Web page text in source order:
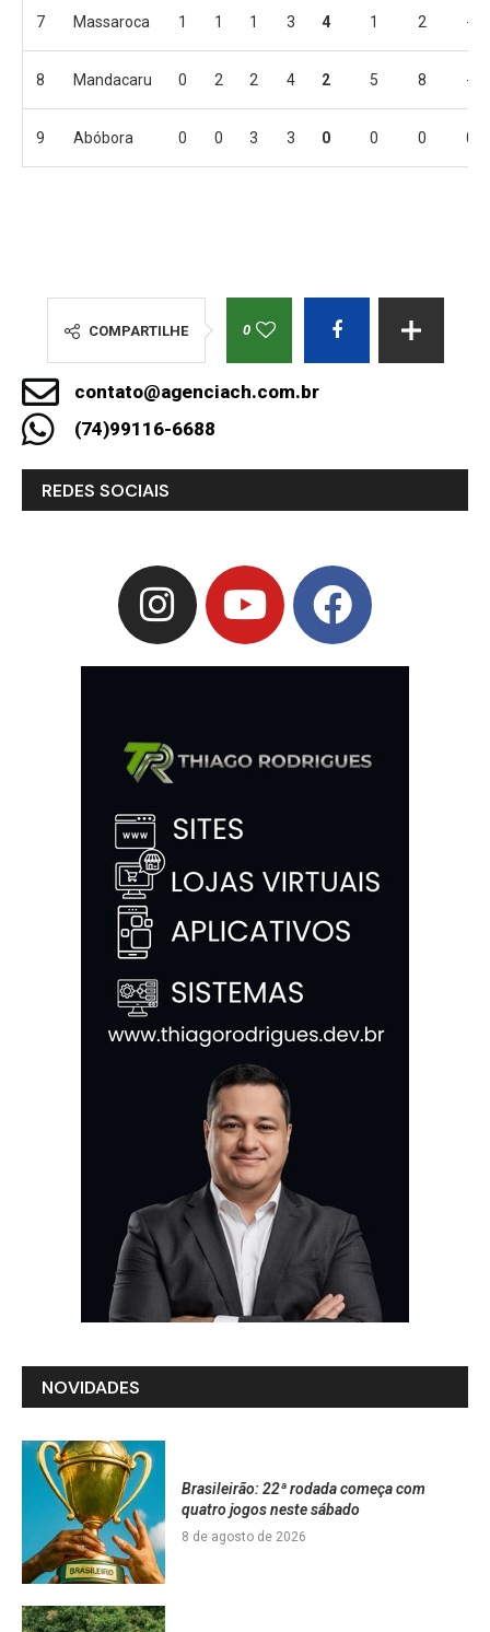
7 Massaroca 1 1 1 3 4 1 2 -1
8 Mandacaru 0 2 2 4 2 5 8 -3
9 Abóbora 0 0 3 3 0 0 0 0
COMPARTILHE 0
contato@agenciach.com.br
(74)99116-6688
REDES SOCIAIS
NOVIDADES
Brasileirão: 22ª rodada começa com
quatro jogos neste sábado
8 de agosto de 2026